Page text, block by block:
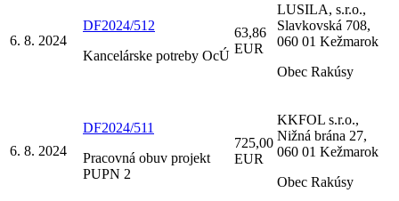
6. 8. 2024
DF2024/512
Kancelárske potreby OcÚ
63,86
EUR
LUSILA, s.r.o.,
Slavkovská 708,
060 01 Kežmarok
Obec Rakúsy
6. 8. 2024
DF2024/511
Pracovná obuv projekt
PUPN 2
725,00
EUR
KKFOL s.r.o.,
Nižná brána 27,
060 01 Kežmarok
Obec Rakúsy